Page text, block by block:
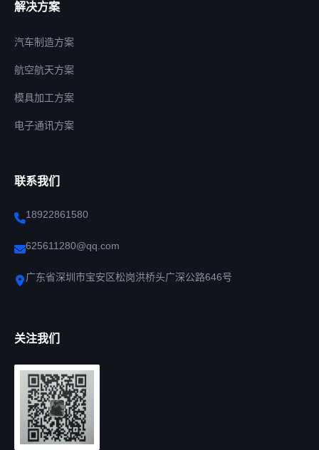
解决方案
汽车制造方案
航空航天方案
模具加工方案
电子通讯方案
联系我们
18922861580
625611280@qq.com
广东省深圳市宝安区松岗洪桥头广深公路646号
关注我们